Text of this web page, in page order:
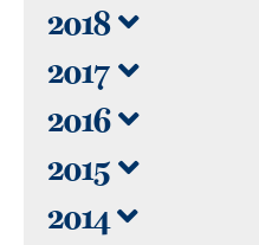
2018
2017
2016
2015
2014